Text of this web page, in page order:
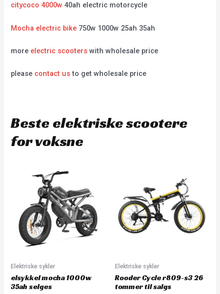
citycoco 4000w 40ah electric motorcycle
Mocha electric bike 750w 1000w 25ah 35ah
more electric scooters with wholesale price
please contact usto get wholesale price
Beste elektriske scootere
for voksne
Elektriske sykler
elsykkel mocha 1000w
35ah selges
Elektriske sykler
Rooder Cycle r809-s3 26
tommer til salgs